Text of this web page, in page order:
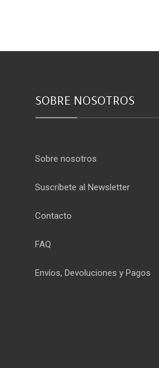
SOBRE NOSOTROS
Sobre nosotros
Suscríbete al Newsletter
Contacto
FAQ
Envíos, Devoluciones y Pagos